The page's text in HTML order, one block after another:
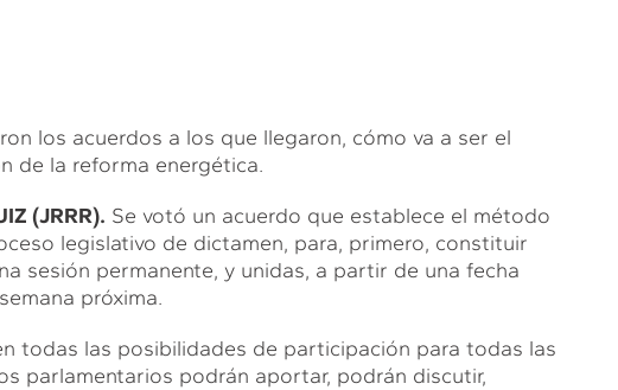
los acuerdos a los que llegaron, cómo va a ser el
de la reforma energética.
(JRRR). Se votó un acuerdo que establece el método
legislativo de dictamen, para, primero, constituir
sesión permanente, y unidas, a partir de una fecha
próxima.
todas las posibilidades de participación para todas las
parlamentarios podrán aportar, podrán discutir,